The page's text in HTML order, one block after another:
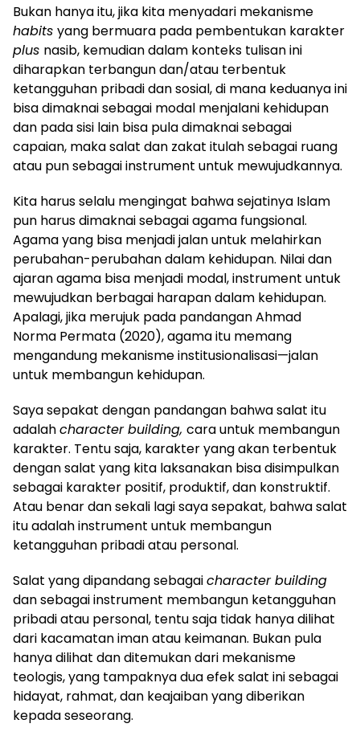
Bukan hanya itu, jika kita menyadari mekanisme
habits yang bermuara pada pembentukan karakter
plus nasib, kemudian dalam konteks tulisan ini
diharapkan terbangun dan/atau terbentuk
ketangguhan pribadi dan sosial, di mana keduanya ini
bisa dimaknai sebagai modal menjalani kehidupan
dan pada sisi lain bisa pula dimaknai sebagai
capaian, maka salat dan zakat itulah sebagai ruang
atau pun sebagai instrument untuk mewujudkannya.
Kita harus selalu mengingat bahwa sejatinya Islam
pun harus dimaknai sebagai agama fungsional.
Agama yang bisa menjadi jalan untuk melahirkan
perubahan-perubahan dalam kehidupan. Nilai dan
ajaran agama bisa menjadi modal, instrument untuk
mewujudkan berbagai harapan dalam kehidupan.
Apalagi, jika merujuk pada pandangan Ahmad
Norma Permata (2020), agama itu memang
mengandung mekanisme institusionalisasi—jalan
untuk membangun kehidupan.
Saya sepakat dengan pandangan bahwa salat itu
adalahcharacter building, cara untuk membangun
karakter. Tentu saja, karakter yang akan terbentuk
dengan salat yang kita laksanakan bisa disimpulkan
sebagai karakter positif, produktif, dan konstruktif.
Atau benar dan sekali lagi saya sepakat, bahwa salat
itu adalah instrument untuk membangun
ketangguhan pribadi atau personal.
Salat yang dipandang sebagaicharacter building
dan sebagai instrument membangun ketangguhan
pribadi atau personal, tentu saja tidak hanya dilihat
dari kacamatan iman atau keimanan. Bukan pula
hanya dilihat dan ditemukan dari mekanisme
teologis, yang tampaknya dua efek salat ini sebagai
hidayat, rahmat, dan keajaiban yang diberikan
kepada seseorang.